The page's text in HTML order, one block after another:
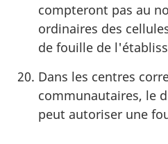
compteront pas au
ordinaires des
de fouille de
Dans les centres
communautaires, le
peut autoriser une